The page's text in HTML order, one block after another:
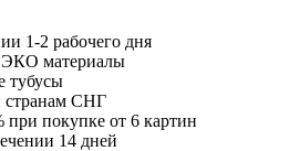
1-2 рабочего дня
материалы
тубусы
странам СНГ
покупке от 6 картин
14 дней